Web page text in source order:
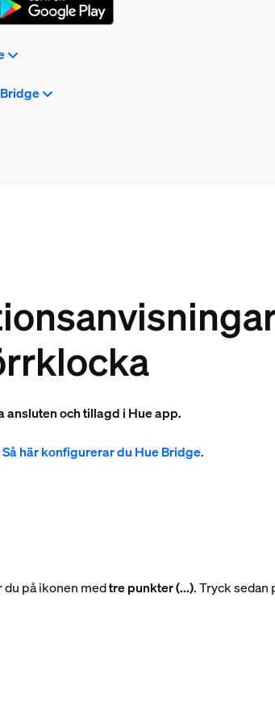
ansluten och tillagd i Hue app.
Så här konfigurerar du Hue Bridge.
du på ikonen medtre punkter (...). Tryck sedan